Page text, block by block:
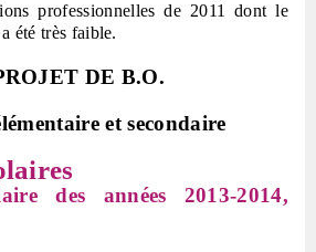
professionnelles de 2011 dont le
été très faible.
DE B.O.
et secondaire
des années 2013-2014,